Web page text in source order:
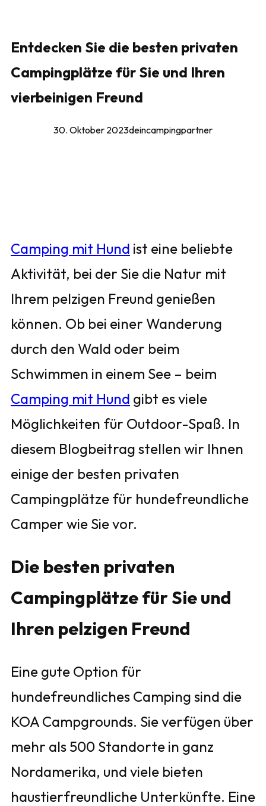
Entdecken Sie die besten privaten
Campingplätze für Sie und Ihren
vierbeinigen Freund
30. Oktober 2023deincampingpartner
Camping mit Hund ist eine beliebte
Aktivität, bei der Sie die Natur mit
Ihrem pelzigen Freund genießen
können. Ob bei einer Wanderung
durch den Wald oder beim
Schwimmen in einem See – beim
Camping mit Hund gibt es viele
Möglichkeiten für Outdoor-Spaß. In
diesem Blogbeitrag stellen wir Ihnen
einige der besten privaten
Campingplätze für hundefreundliche
Camper wie Sie vor.
Die besten privaten
Campingplätze für Sie und
Ihren pelzigen Freund
Eine gute Option für
hundefreundliches Camping sind die
KOA Campgrounds. Sie verfügen über
mehr als 500 Standorte in ganz
Nordamerika, und viele bieten
haustierfreundliche Unterkünfte. Eine